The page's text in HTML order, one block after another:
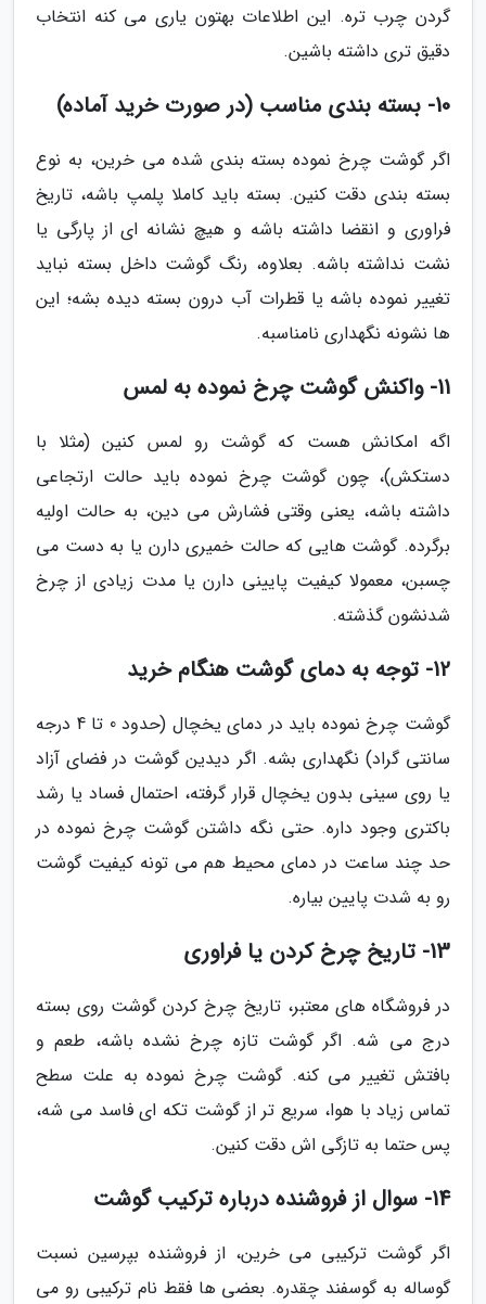
گردن چرب تره. این اطلاعات بهتون یاری می کنه انتخاب
دقیق تری داشته باشین.
10- بسته بندی مناسب (در صورت خرید آماده)
اگر گوشت چرخ نموده بسته بندی شده می خرین، به نوع
بسته بندی دقت کنین. بسته باید کاملا پلمپ باشه، تاریخ
فراوری و انقضا داشته باشه و هیچ نشانه ای از پارگی یا
نشت نداشته باشه. بعلاوه، رنگ گوشت داخل بسته نباید
تغییر نموده باشه یا قطرات آب درون بسته دیده بشه؛ این
ها نشونه نگهداری نامناسبه.
11- واکنش گوشت چرخ نموده به لمس
اگه امکانش هست که گوشت رو لمس کنین (مثلا با
دستکش)، چون گوشت چرخ نموده باید حالت ارتجاعی
داشته باشه، یعنی وقتی فشارش می دین، به حالت اولیه
برگرده. گوشت هایی که حالت خمیری دارن یا به دست می
چسبن، معمولا کیفیت پایینی دارن یا مدت زیادی از چرخ
شدنشون گذشته.
12- توجه به دمای گوشت هنگام خرید
گوشت چرخ نموده باید در دمای یخچال (حدود 0 تا 4 درجه
سانتی گراد) نگهداری بشه. اگر دیدین گوشت در فضای آزاد
یا روی سینی بدون یخچال قرار گرفته، احتمال فساد یا رشد
باکتری وجود داره. حتی نگه داشتن گوشت چرخ نموده در
حد چند ساعت در دمای محیط هم می تونه کیفیت گوشت
رو به شدت پایین بیاره.
13- تاریخ چرخ کردن یا فراوری
در فروشگاه های معتبر، تاریخ چرخ کردن گوشت روی بسته
درج می شه. اگر گوشت تازه چرخ نشده باشه، طعم و
بافتش تغییر می کنه. گوشت چرخ نموده به علت سطح
تماس زیاد با هوا، سریع تر از گوشت تکه ای فاسد می شه،
پس حتما به تازگی اش دقت کنین.
14- سوال از فروشنده درباره ترکیب گوشت
اگر گوشت ترکیبی می خرین، از فروشنده بپرسین نسبت
گوساله به گوسفند چقدره. بعضی ها فقط نام ترکیبی رو می